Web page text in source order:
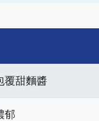
覆甜麵醬
郁